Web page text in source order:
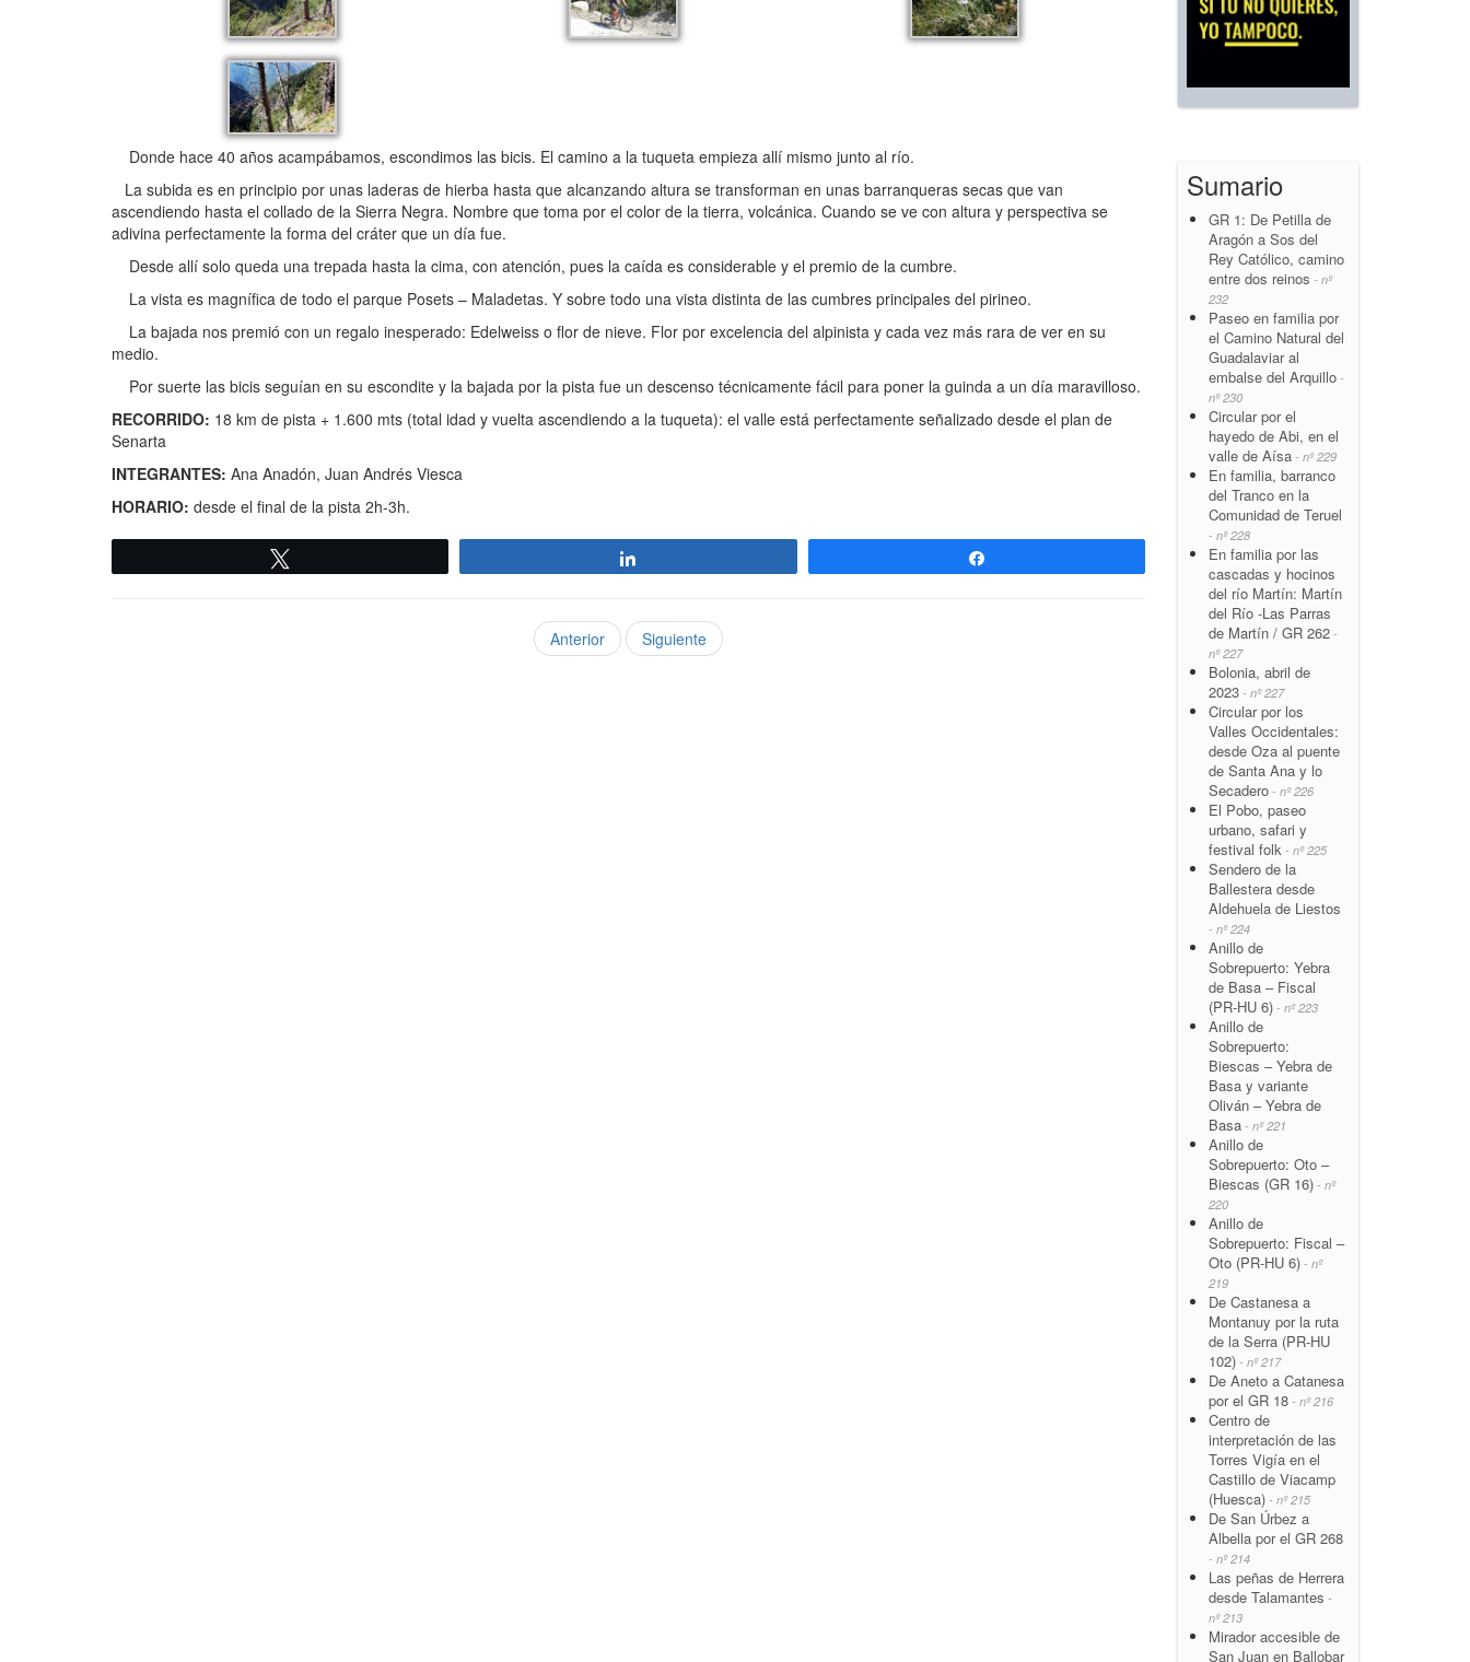
Donde hace 40 años acampábamos, escondimos las bicis. El camino a la tuqueta empieza allí mismo junto al río.
La subida es en principio por unas laderas de hierba hasta que alcanzando altura se transforman en unas barranqueras secas que van
ascendiendo hasta el collado de la Sierra Negra. Nombre que toma por el color de la tierra, volcánica. Cuando se ve con altura y perspectiva se
adivina perfectamente la forma del cráter que un día fue.
Desde allí solo queda una trepada hasta la cima, con atención, pues la caída es considerable y el premio de la cumbre.
La vista es magnífica de todo el parque Posets – Maladetas. Y sobre todo una vista distinta de las cumbres principales del pirineo.
La bajada nos premió con un regalo inesperado: Edelweiss o flor de nieve. Flor por excelencia del alpinista y cada vez más rara de ver en su
medio.
Por suerte las bicis seguían en su escondite y la bajada por la pista fue un descenso técnicamente fácil para poner la guinda a un día maravilloso.
RECORRIDO: 18 km de pista + 1.600 mts (total idad y vuelta ascendiendo a la tuqueta): el valle está perfectamente señalizado desde el plan de
Senarta
INTEGRANTES: Ana Anadón, Juan Andrés Viesca
HORARIO: desde el final de la pista 2h-3h.
Anterior Siguiente
Sumario
GR 1: De Petilla de
Aragón a Sos del
Rey Católico, camino
entre dos reinos - nº
232
Paseo en familia por
el Camino Natural del
Guadalaviar al
embalse del Arquillo -
nº 230
Circular por el
hayedo de Abi, en el
valle de Aísa - nº 229
En familia, barranco
del Tranco en la
Comunidad de Teruel
- nº 228
En familia por las
cascadas y hocinos
del río Martín: Martín
del Río -Las Parras
de Martín / GR 262 -
nº 227
Bolonia, abril de
2023 - nº 227
Circular por los
Valles Occidentales:
desde Oza al puente
de Santa Ana y lo
Secadero - nº 226
El Pobo, paseo
urbano, safari y
festival folk - nº 225
Sendero de la
Ballestera desde
Aldehuela de Liestos
- nº 224
Anillo de
Sobrepuerto: Yebra
de Basa – Fiscal
(PR-HU 6) - nº 223
Anillo de
Sobrepuerto:
Biescas – Yebra de
Basa y variante
Oliván – Yebra de
Basa - nº 221
Anillo de
Sobrepuerto: Oto –
Biescas (GR 16) - nº
220
Anillo de
Sobrepuerto: Fiscal –
Oto (PR-HU 6) - nº
219
De Castanesa a
Montanuy por la ruta
de la Serra (PR-HU
102) - nº 217
De Aneto a Catanesa
por el GR 18 - nº 216
Centro de
interpretación de las
Torres Vigía en el
Castillo de Viacamp
(Huesca) - nº 215
De San Úrbez a
Albella por el GR 268
- nº 214
Las peñas de Herrera
desde Talamantes -
nº 213
Mirador accesible de
San Juan en Ballobar